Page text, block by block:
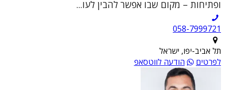
ופתיחות – מקום שבו אפשר להבין לעו...
תל אביב-יפו, ישראל
לפרטים
הודעה לווטסאפ